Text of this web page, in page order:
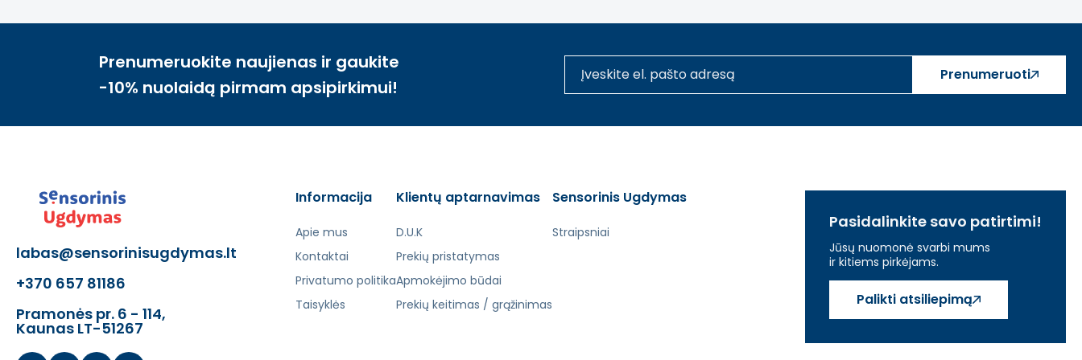
Prenumeruokite naujienas ir gaukite
-10% nuolaidą pirmam apsipirkimui!
Prenumeruoti
labas@sensorinisugdymas.lt
+370 657 81186
Pramonės pr. 6 - 114,
Kaunas LT-51267
Informacija
Apie mus
Kontaktai
Privatumo politika
Taisyklės
Klientų aptarnavimas
D.U.K
Prekių pristatymas
Apmokėjimo būdai
Prekių keitimas / grąžinimas
Sensorinis Ugdymas
Straipsniai
Pasidalinkite savo patirtimi!
Jūsų nuomonė svarbi mums
ir kitiems pirkėjams.
Palikti atsiliepimą